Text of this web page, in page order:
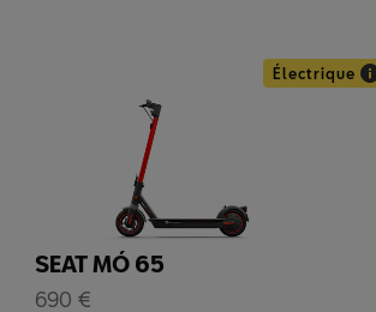
Électrique
SEAT MÓ 65
690 €